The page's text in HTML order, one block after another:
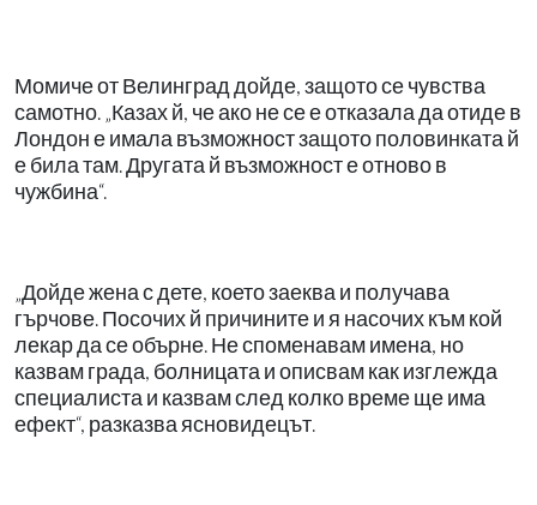
Момиче от Велинград дойде, защото се чувства
самотно. „Казах й, че ако не се е отказала да отиде в
Лондон е имала възможност защото половинката й
е била там. Другата й възможност е отново в
чужбина“.
„Дойде жена с дете, което заеква и получава
гърчове. Посочих й причините и я насочих към кой
лекар да се обърне. Не споменавам имена, но
казвам града, болницата и описвам как изглежда
специалиста и казвам след колко време ще има
ефект“, разказва ясновидецът.